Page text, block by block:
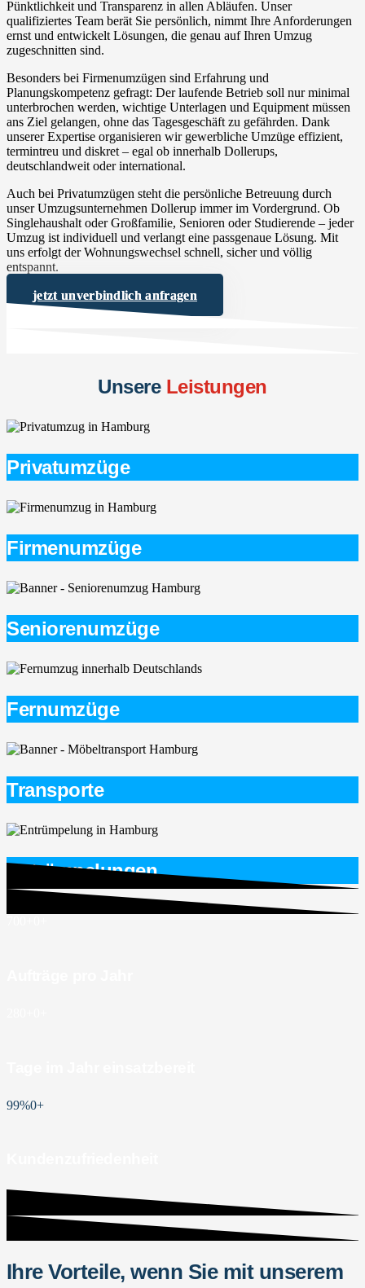
Pünktlichkeit und Transparenz in allen Abläufen. Unser
qualifiziertes Team berät Sie persönlich, nimmt Ihre Anforderungen
ernst und entwickelt Lösungen, die genau auf Ihren Umzug
zugeschnitten sind.
Besonders bei Firmenumzügen sind Erfahrung und
Planungskompetenz gefragt: Der laufende Betrieb soll nur minimal
unterbrochen werden, wichtige Unterlagen und Equipment müssen
ans Ziel gelangen, ohne das Tagesgeschäft zu gefährden. Dank
unserer Expertise organisieren wir gewerbliche Umzüge effizient,
termintreu und diskret – egal ob innerhalb Dollerups,
deutschlandweit oder international.
Auch bei Privatumzügen steht die persönliche Betreuung durch
unser Umzugsunternehmen Dollerup immer im Vordergrund. Ob
Singlehaushalt oder Großfamilie, Senioren oder Studierende – jeder
Umzug ist individuell und verlangt eine passgenaue Lösung. Mit
uns erfolgt der Wohnungswechsel schnell, sicher und völlig
entspannt.
jetzt unverbindlich anfragen
UnsereLeistungen
Privatumzüge
Firmenumzüge
Seniorenumzüge
Fernumzüge
Transporte
Entrümpelungen
99%0+
Ihre Vorteile, wenn Sie mit unserem